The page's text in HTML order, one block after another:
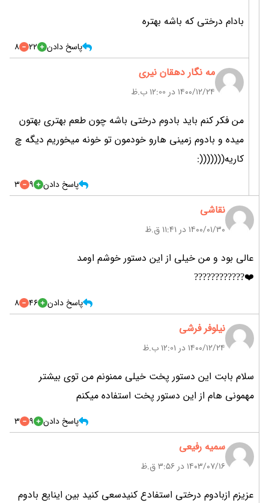
بادام درختی که باشه بهتره
پاسخ دادن 22
8
مه نگار دهقان نیری
۱۴۰۰/۱۲/۲۴ در 12:00 ب.ظ
من فکر کنم باید بادوم درختی باشه چون طعم بهتری بهتون
میده و بادوم زمینی هارو خودمون تو خونه میخوریم دیگه چ
کاریه(((((((:
پاسخ دادن 9
3
نقاشی
۱۴۰۰/۰۱/۳۰ در 11:41 ق.ظ
عالی بود و من خیلی از این دستور خوشم اومد
❤️????????????
پاسخ دادن 46
8
نیلوفر فرشی
۱۴۰۰/۱۲/۲۴ در 12:01 ب.ظ
سلام بابت این دستور پخت خیلی ممنونم من توی بیشتر
مهمونی هام از این دستور پخت استفاده میکنم
پاسخ دادن 9
3
سمیه رفیعی
۱۴۰۳/۰۷/۱۶ در 3:56 ق.ظ
عزیزم ازبادوم درختی استفادع کنیدسعی کنید بین اینایع بادوم